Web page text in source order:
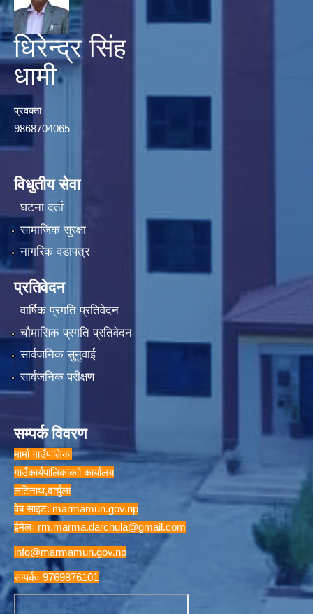
धिरेन्द्र सिंह
धामी
प्रवक्ता
9868704065
विधुतीय सेवा
घटना दर्ता
सामाजिक सुरक्षा
नागरिक वडापत्र
प्रतिवेदन
वार्षिक प्रगति प्रतिवेदन
चौमासिक प्रगति प्रतिवेदन
सार्वजनिक सुनुवाई
सार्वजनिक परीक्षण
सम्पर्क विवरण
मार्मा गाउँपालिका
गाउँकार्यपालिकाकाो कार्यालय
लटिनाथ,दार्चुला
वेब साइट: marmamun.gov.np
ईमेलः rm.marma.darchula@gmail.com
info@marmamun.gov.np
सम्पर्कः 9769876101